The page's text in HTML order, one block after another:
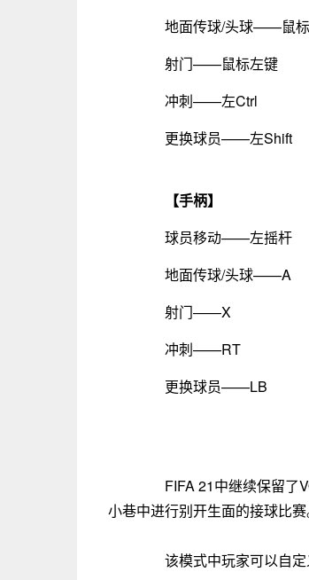
地面传球/头球——鼠标
射门——鼠标左键
冲刺——左Ctrl
更换球员——左Shift
【手柄】
球员移动——左摇杆
地面传球/头球——A
射门——X
冲刺——RT
更换球员——LB
FIFA 21中继续保留了
小巷中进行别开生面的接球比赛
该模式中玩家可以自定